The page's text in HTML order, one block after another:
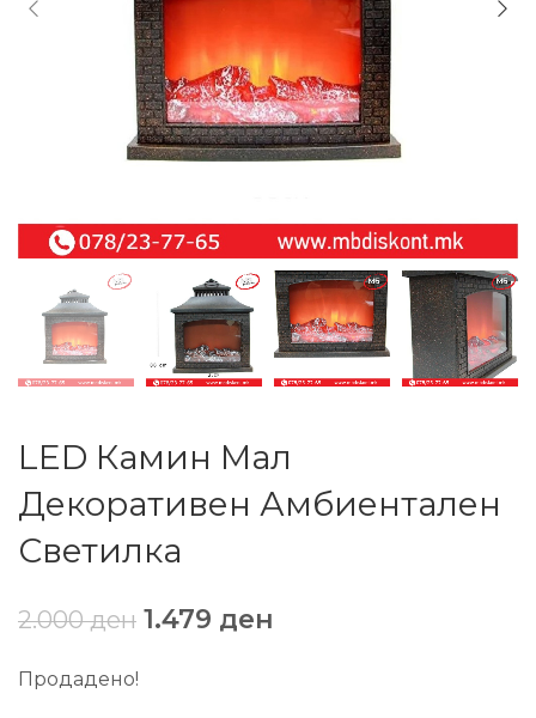
LED Камин Мал
Декоративен Амбиентален
Светилка
2.000ден 1.479 ден
Продадено!